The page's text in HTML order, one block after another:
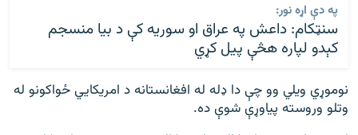
په دې اړه نور:
سنټکام: داعش په عراق او سوریه کې د بیا منسجم
کېدو لپاره هڅې پیل کړي
نوموړي ویلي وو چې دا ډله له افغانستانه د امریکايي ځواکونو له
وتلو وروسته پیاوړې شوې ده.